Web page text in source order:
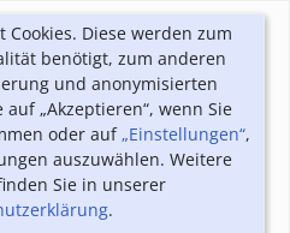
Diese werden zum
benötigt, zum anderen
und anonymisierten
„Akzeptieren“, wenn Sie
oder auf„Einstellungen“,
auszuwählen. Weitere
Sie in unserer
.